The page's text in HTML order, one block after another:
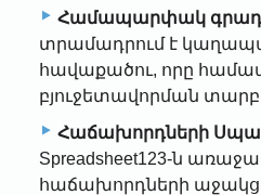
Համապարփակ
տրամադրում է
հավաքածու, որը
բյուջետավորման
Հաճախորդների
Spreadsheet123-ն
հաճախորդների